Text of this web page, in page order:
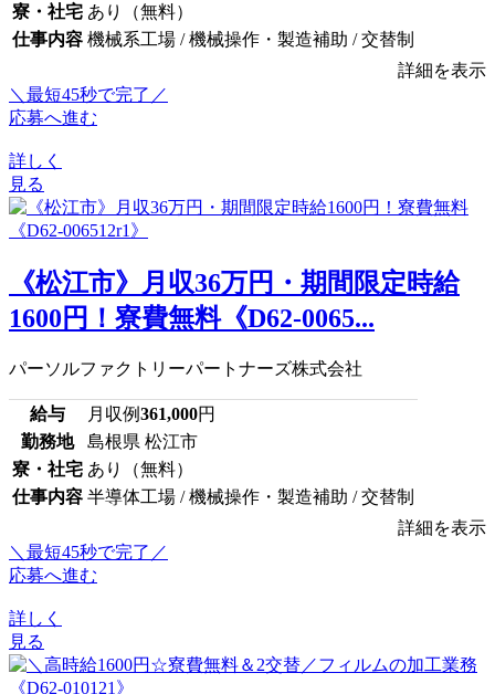
寮・社宅 あり（無料）
仕事内容 機械系工場 / 機械操作・製造補助 / 交替制
詳細を表示
＼最短45秒で完了／
応募へ進む
詳しく
見る
《松江市》月収36万円・期間限定時給
1600円！寮費無料《D62-0065...
パーソルファクトリーパートナーズ株式会社
給与 月収例361,000円
勤務地
島根県 松江市
寮・社宅 あり（無料）
仕事内容 半導体工場 / 機械操作・製造補助 / 交替制
詳細を表示
＼最短45秒で完了／
応募へ進む
詳しく
見る